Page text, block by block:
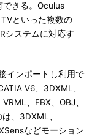
できる。Oculus
といった複数の
システムに対応す
インポートし利用で
V6、3DXML、
、FBX、OBJ、
、3DXML、
などモーション